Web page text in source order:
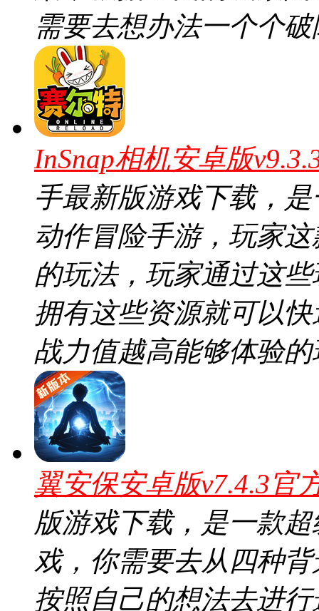
需要去想办法一个个
InSnap相机安卓版
手最新版游戏下载，
动作冒险手游，玩家
的玩法，玩家通过这
拥有这些资源就可以
战力值越高能够体验
翼安保安卓版v7.4.3官
版游戏下载，是一款
戏，你需要去从四种
按照自己的想法去进